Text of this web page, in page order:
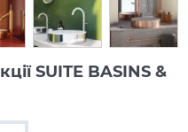
SUITE BASINS &